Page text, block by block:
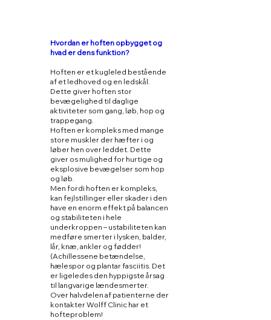
Hvordan er hoften opbygget og
hvad er dens funktion?
Hoften er et kugleled bestående
af et ledhoved og en ledskål.
Dette giver hoften stor
bevægelighed til daglige
aktiviteter som gang, løb, hop og
trappegang.
Hoften er kompleks med mange
store muskler der hæfter i og
løber hen over leddet. Dette
giver os mulighed for hurtige og
eksplosive bevægelser som hop
og løb.
Men fordi hoften er kompleks,
kan fejlstillinger eller skader i den
have en enorm effekt på balancen
og stabiliteten i hele
underkroppen – ustabiliteten kan
medføre smerter i lysken, balder,
lår, knæ, ankler og fødder!
(Achillessene betændelse,
hælespor og plantar fasciitis. Det
er ligeledes den hyppigste årsag
til langvarige lændesmerter.
Over halvdelen af patienterne der
kontakter Wolff Clinic har et
hofteproblem!